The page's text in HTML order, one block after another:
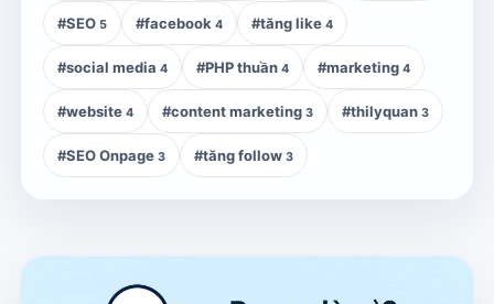
#SEO 5 #facebook 4 #tăng like 4
#social media 4 #PHP thuần 4 #marketing 4
#website 4 #content marketing 3 #thilyquan 3
#SEO Onpage 3 #tăng follow 3